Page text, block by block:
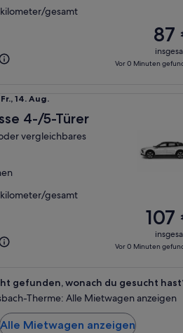
gesamt
87
Vor 0 Minuten
14. Aug.
4-/5-Türer
vergleichbares
gesamt
107
Vor 0 Minuten
gefunden, wonach du gesucht
Therme: Alle Mietwagen anzeigen
Alle Mietwagen anzeigen